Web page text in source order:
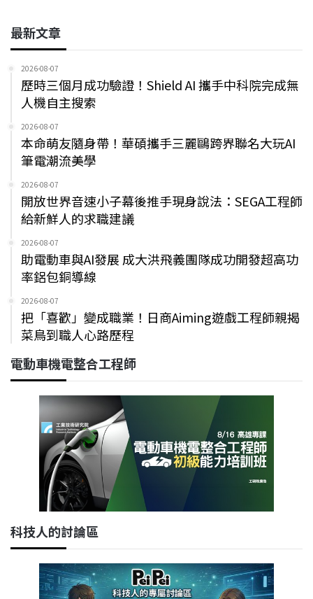
最新文章
2026-08-07
歷時三個月成功驗證！Shield AI 攜手中科院完成無
人機自主搜索
2026-08-07
本命萌友隨身帶！華碩攜手三麗鷗跨界聯名大玩AI
筆電潮流美學
2026-08-07
開放世界音速小子幕後推手現身說法：SEGA工程師
給新鮮人的求職建議
2026-08-07
助電動車與AI發展 成大洪飛義團隊成功開發超高功
率鋁包銅導線
2026-08-07
把「喜歡」變成職業！日商Aiming遊戲工程師親揭
菜鳥到職人心路歷程
電動車機電整合工程師
科技人的討論區